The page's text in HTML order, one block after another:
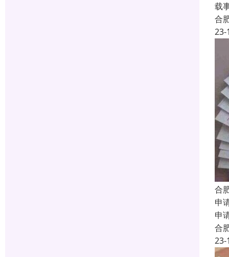
载
合
23-
合
申
申
合
23-